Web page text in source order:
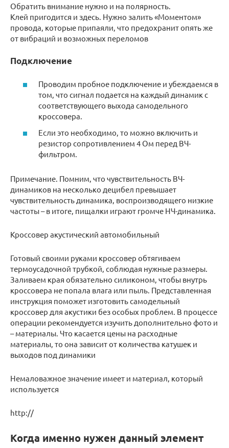
Обратить внимание нужно и на полярность.
Клей пригодится и здесь. Нужно залить «Моментом»
провода, которые припаяли, что предохранит опять же
от вибраций и возможных переломов
Подключение
Проводим пробное подключение и убеждаемся в
том, что сигнал подается на каждый динамик с
соответствующего выхода самодельного
кроссовера.
Если это необходимо, то можно включить и
резистор сопротивлением 4 Ом перед ВЧ-
фильтром.
Примечание. Помним, что чувствительность ВЧ-
динамиков на несколько децибел превышает
чувствительность динамика, воспроизводящего низкие
частоты – в итоге, пищалки играют громче НЧ-динамика.
Кроссовер акустический автомобильный
Готовый своими руками кроссовер обтягиваем
термоусадочной трубкой, соблюдая нужные размеры.
Заливаем края обязательно силиконом, чтобы внутрь
кроссовера не попала влага или пыль. Представленная
инструкция поможет изготовить самодельный
кроссовер для акустики без особых проблем. В процессе
операции рекомендуется изучить дополнительно фото и
– материалы. Что касается цены на расходные
материалы, то она зависит от количества катушек и
выходов под динамики
Немаловажное значение имеет и материал, который
используется
http://
Когда именно нужен данный элемент